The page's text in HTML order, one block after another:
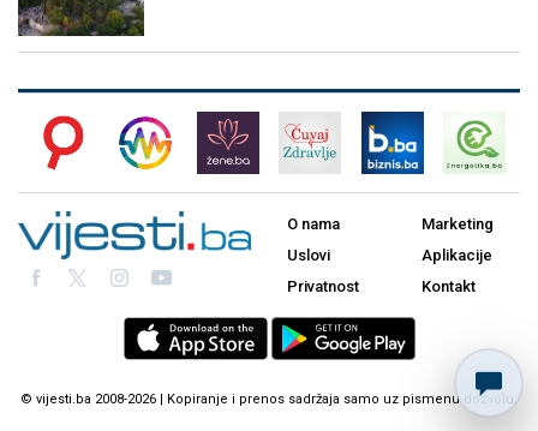
O nama
Uslovi
Privatnost
Marketing
Aplikacije
Kontakt
© vijesti.ba 2008-2026 | Kopiranje i prenos sadržaja samo uz pismenu dozvolu.